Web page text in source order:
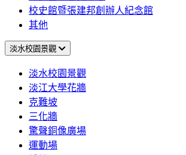
校史館暨張建邦創辦人紀念館
其他
淡水校園景觀
淡水校園景觀
淡江大學花牆
克難坡
三化牆
驚聲銅像廣場
運動場